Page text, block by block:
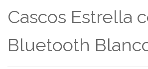
Cascos Estrella
Bluetooth